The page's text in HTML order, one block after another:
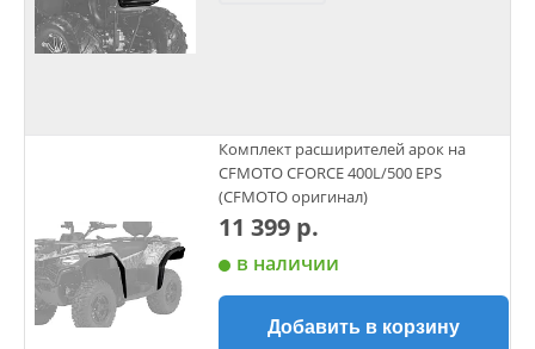
Комплект расширителей арок на
CFMOTO CFORCE 400L/500 EPS
(CFMOTO оригинал)
11 399 р.
в наличии
Добавить в корзину